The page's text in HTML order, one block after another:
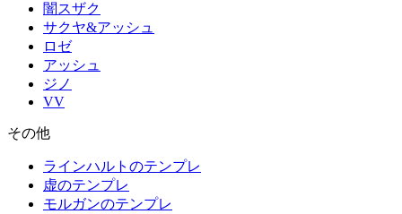
闇スザク
サクヤ&アッシュ
ロゼ
アッシュ
ジノ
VV
その他
ラインハルトのテンプレ
虚のテンプレ
モルガンのテンプレ